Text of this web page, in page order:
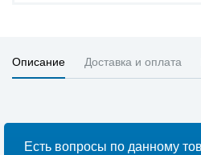
Описание Доставка и оплата
Есть вопросы по данному